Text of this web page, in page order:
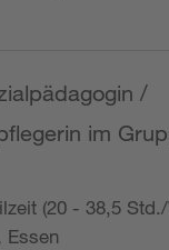
/
im
(20 - 38,5
Essen